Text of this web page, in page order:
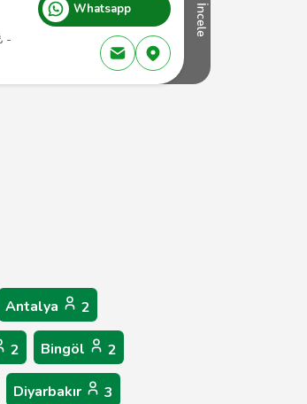
-
Whatsapp İncele
Antalya 2
2 Bingöl 2
Diyarbakır 3